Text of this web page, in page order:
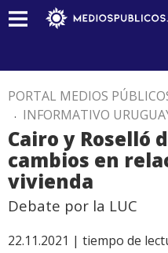
PORTAL MEDIOS
. INFORMATIVO
Cairo y Roselló
cambios en
vivienda
Debate por la LUC
22.11.2021 | tiempo de